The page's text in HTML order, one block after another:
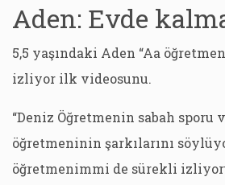
Aden: Evde
5,5 yaşındaki Aden “Aa
izliyor ilk videosunu.
“Deniz Öğretmenin sabah sporu
öğretmeninin şarkılarını
öğretmenimmi de sürekli